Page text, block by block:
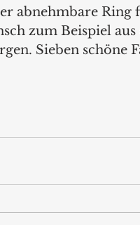
abnehmbare Ring
zum Beispiel
Sieben schöne